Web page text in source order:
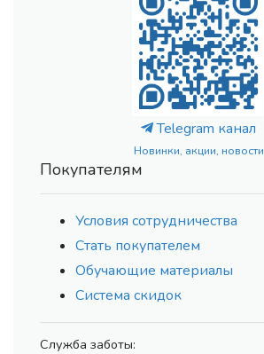
Telegram канал
Новинки, акции, новости
Покупателям
Условия сотрудничества
Стать покупателем
Обучающие материалы
Система скидок
Служба заботы: